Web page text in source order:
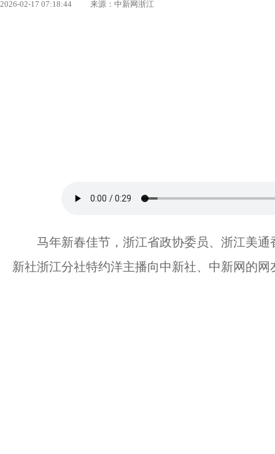
2026-02-17 07:18:44 来源：中新网浙江
马年新春佳节，浙江省政协委员、浙江美通
新社浙江分社特约洋主播向中新社、中新网的